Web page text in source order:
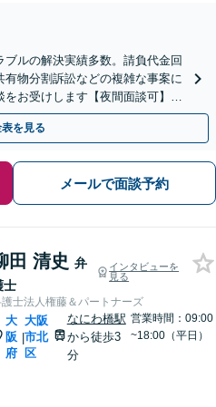
ブルの解決実績多数。請負代金回
物分割訴訟などの複雑な事案に
お受けします【夜間面談可】
を見る
メールで面談予約
田 清史 弁
士
インタビューを
見る
士法人権藤＆パートナーズ
大
阪
府
|
大阪
市北
区
なにわ橋駅
から徒歩3
分
営業時間：09:00
~18:00（平日）